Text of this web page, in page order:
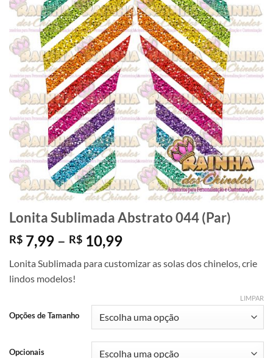
Lonita Sublimada Abstrato 044 (Par)
R$ 7,99 – R$ 10,99Faixa
preço:
R$ 10,99
Lonita Sublimada para customizar as solas dos chinelos, crie
lindos modelos!
Opções de Tamanho
Opcionais
LIMPAR